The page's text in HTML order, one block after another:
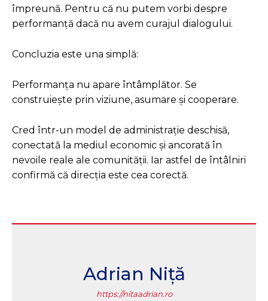
împreună. Pentru că nu putem vorbi despre
performanță dacă nu avem curajul dialogului.
Concluzia este una simplă:
Performanța nu apare întâmplător. Se
construiește prin viziune, asumare și cooperare.
Cred într-un model de administrație deschisă,
conectată la mediul economic și ancorată în
nevoile reale ale comunității. Iar astfel de întâlniri
confirmă că direcția este cea corectă.
Adrian Niță
https://nitaadrian.ro